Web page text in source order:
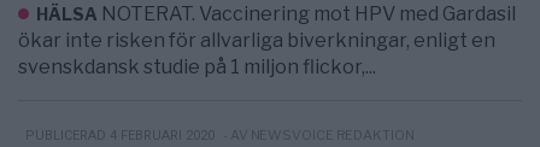
HÄLSA NOTERAT. Vaccinering mot HPV med Gardasil
ökar inte risken för allvarliga biverkningar, enligt en
svenskdansk studie på 1 miljon flickor,...
PUBLICERAD 4 FEBRUARI 2020 - AV NEWSVOICE REDAKTION